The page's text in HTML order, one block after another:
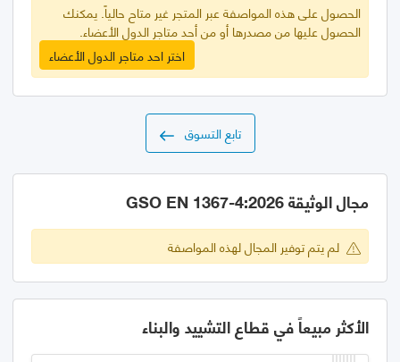
الحصول على هذه المواصفة عبر المتجر غير متاح حالياً. يمكنك
الحصول عليها من مصدرها أو من أحد متاجر الدول الأعضاء.
اختر احد متاجر الدول الأعضاء
تابع التسوق
مجال الوثيقة GSO EN 1367-4:2026
لم يتم توفير المجال لهذه المواصفة
الأكثر مبيعاً في قطاع التشييد والبناء